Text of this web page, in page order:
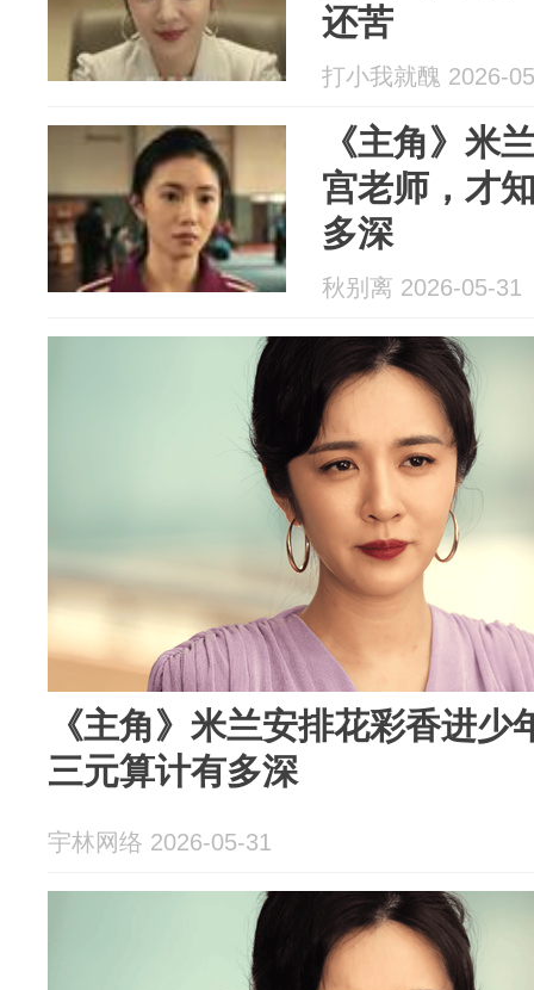
还苦
打小我就醜 2026-
《主角》米
宫老师，才
多深
秋别离 2026-05-31
《主角》米兰安排花彩香进
三元算计有多深
宇林网络 2026-05-31